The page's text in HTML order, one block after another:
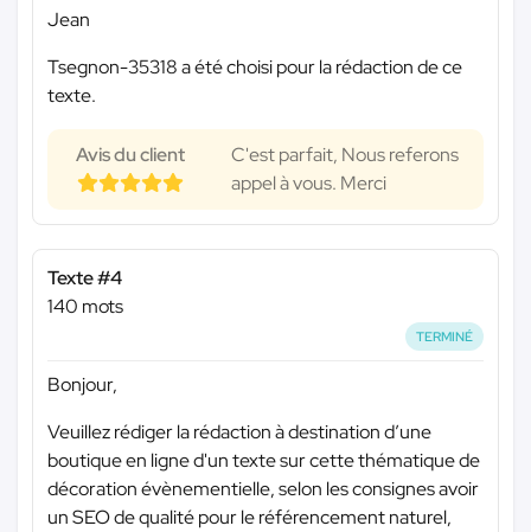
Jean
Tsegnon-35318 a été choisi pour la rédaction de ce
texte.
Avis du client
C'est parfait, Nous referons
appel à vous. Merci
Texte #4
140 mots
TERMINÉ
Bonjour,
Veuillez rédiger la rédaction à destination d’une
boutique en ligne d'un texte sur cette thématique de
décoration évènementielle, selon les consignes avoir
un SEO de qualité pour le référencement naturel,